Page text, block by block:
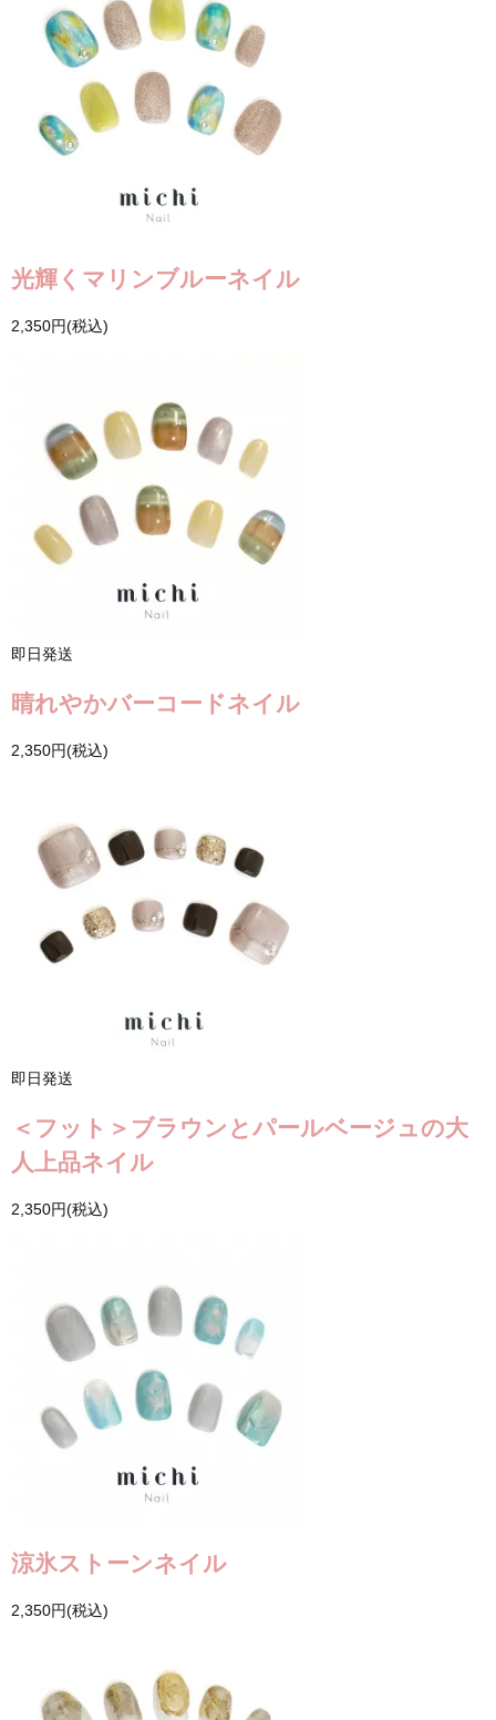
光輝くマリンブルーネイル
2,350円(税込)
即日発送
晴れやかバーコードネイル
2,350円(税込)
即日発送
＜フット＞ブラウンとパールベージュの大
人上品ネイル
2,350円(税込)
涼氷ストーンネイル
2,350円(税込)